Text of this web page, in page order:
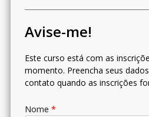
Avise-me!
Este curso está com as
momento. Preencha seus
contato quando as inscrições
Nome*